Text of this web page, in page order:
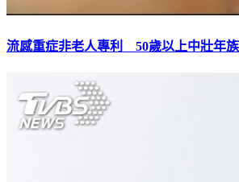
流感重症非老人專利 50歲以上中壯年